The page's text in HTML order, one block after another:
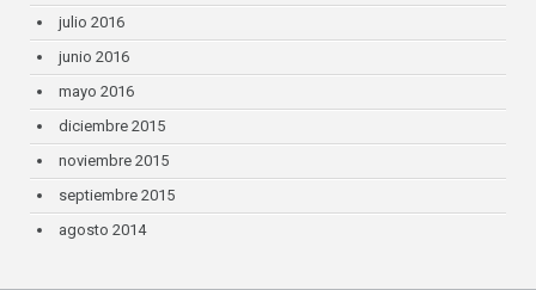
julio 2016
junio 2016
mayo 2016
diciembre 2015
noviembre 2015
septiembre 2015
agosto 2014